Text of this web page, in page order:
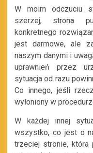
W moim odczuciu
szerzej, strona
konkretnego
jest darmowe, ale
naszym danymi i
uprawnień przez
sytuacja od razu
Co innego, jeśli
wyłoniony w
W każdej innej
wszystko, co jest o
trzeciej stronie, która